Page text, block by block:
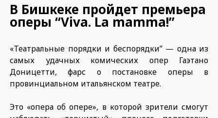
В Бишкеке пройдет премьера
оперы “Viva. La mamma!”
«Театральные порядки и беспорядки” — одна из
самых удачных комических опер Гаэтано
Доницетти, фарс о постановке оперы в
провинциальном итальянском театре.
Это «опера об опере», в которой зрители смогут